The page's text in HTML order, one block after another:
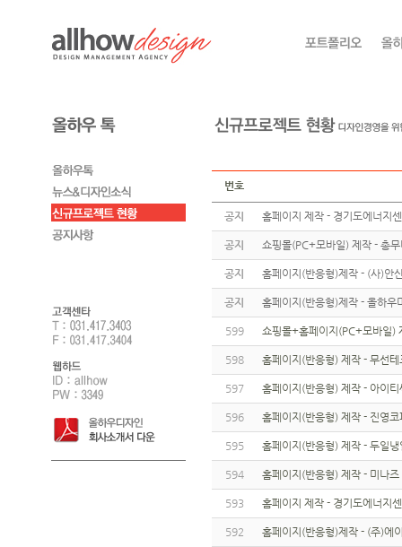
번호
공지 홈페이지 제작 - 경기도에너지
공지 쇼핑몰(PC+모바일) 제작 - 총
공지 홈페이지(반응형)제작 - (사)안
공지 홈페이지(반응형)제작 - 올하우
599 쇼핑몰+홈페이지(PC+모바일)
598 홈페이지(반응형) 제작 - 무선테
597 홈페이지(반응형) 제작 - 아이티
596 홈페이지(반응형) 제작 - 진영코
595 홈페이지(반응형) 제작 - 두일냉
594 홈페이지(반응형) 제작 - 미나즈
593 홈페이지 제작 - 경기도에너지
592 홈페이지(반응형)제작 - (주)에